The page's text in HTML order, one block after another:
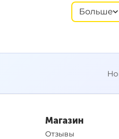
Больше
Магазин
Отзывы